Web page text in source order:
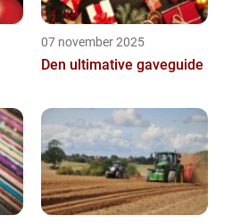
07 november 2025
Den ultimative gaveguide